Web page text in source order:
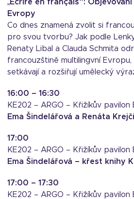
„Écrire en français”:
Evropy
Co dnes znamená zvolit si
pro svou tvorbu? Jak podle
Renaty Libal a Clauda Schmita
francouzštině multilingvní
setkávají a rozšiřují umělecký
16:00 – 16:30
KE202 – ARGO – Křižíkův pavilon
Ema Šindelářová a Renáta
17:00
KE202 – ARGO – Křižíkův pavilon
Ema Šindelářová – křest knihy
17:00 – 17:30
KE202 – ARGO – Křižíkův pavilon